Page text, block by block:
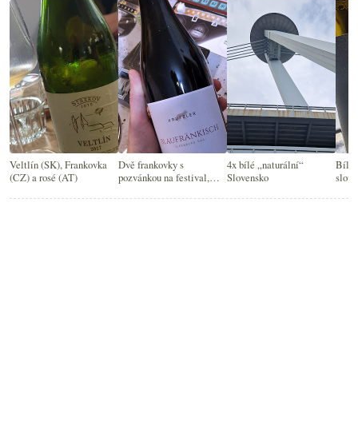
Veltlín (SK), Frankovka
(CZ) a rosé (AT)
Dvě frankovky s
pozvánkou na festival,
4x bílé „naturální“
Slovensko
Bílá